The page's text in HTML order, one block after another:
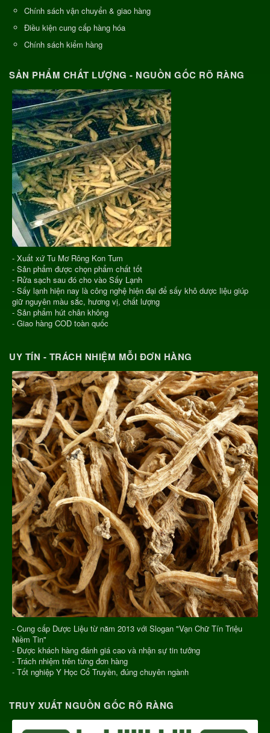
Chính sách vận chuyển & giao hàng
Điều kiện cung cấp hàng hóa
Chính sách kiểm hàng
SẢN PHẨM CHẤT LƯỢNG - NGUỒN GỐC RÕ RÀNG
- Xuất xứ Tu Mơ Rông Kon Tum
- Sản phẩm được chọn phẩm chất tốt
- Rửa sạch sau đó cho vào Sấy Lạnh
- Sấy lạnh hiện nay là công nghệ hiện đại để sấy khô dược liệu giúp
giữ nguyên màu sắc, hương vị, chất lượng
- Sản phẩm hút chân không
- Giao hàng COD toàn quốc
UY TÍN - TRÁCH NHIỆM MỖI ĐƠN HÀNG
- Cung cấp Dược Liệu từ năm 2013 với Slogan "Vạn Chữ Tín Triệu
Niềm Tin"
- Được khách hàng đánh giá cao và nhận sự tin tưởng
- Trách nhiệm trên từng đơn hàng
- Tốt nghiệp Y Học Cổ Truyền, đúng chuyên ngành
TRUY XUẤT NGUỒN GỐC RÕ RÀNG